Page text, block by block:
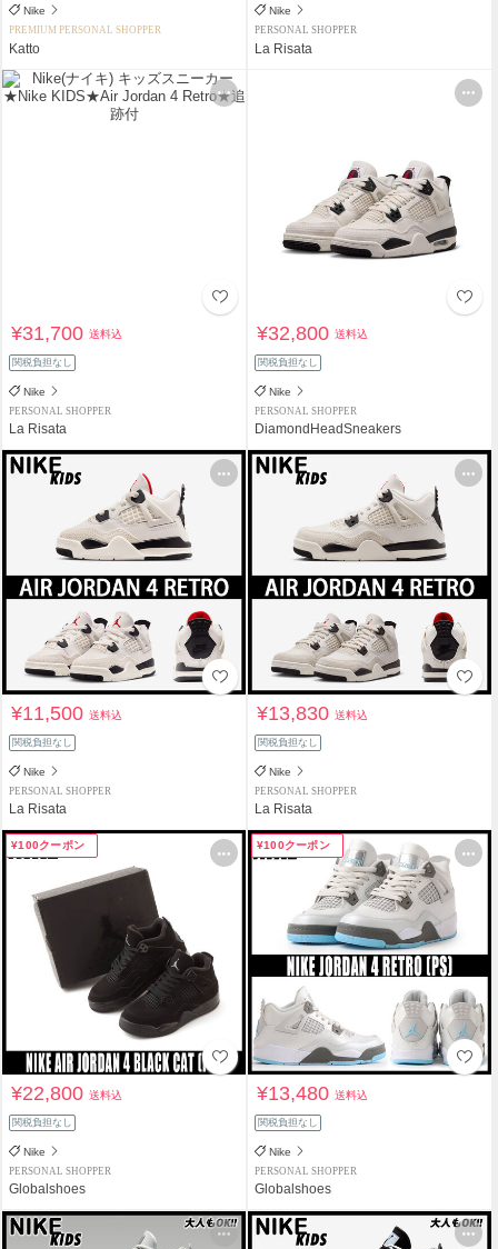
Nike
PREMIUM PERSONAL SHOPPER
Katto
Nike
PERSONAL SHOPPER
La Risata
¥31,700送料込
関税負担なし
Nike
PERSONAL SHOPPER
La Risata
¥32,800送料込
関税負担なし
Nike
PERSONAL SHOPPER
DiamondHeadSneakers
¥11,500送料込
関税負担なし
Nike
PERSONAL SHOPPER
La Risata
¥13,830送料込
関税負担なし
Nike
PERSONAL SHOPPER
La Risata
¥100クーポン
¥22,800送料込
関税負担なし
Nike
PERSONAL SHOPPER
Globalshoes
¥100クーポン
¥13,480送料込
関税負担なし
Nike
PERSONAL SHOPPER
Globalshoes